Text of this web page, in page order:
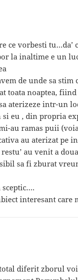
ce vorbesti tu…da’
la inaltime e un
de unde sa stim
toata noaptea,
aterizeze intr-un
si eu , din propria
au ramas puii
au aterizat pe
au venit a
sa fi zburat
sceptic….
interesant care
diferit zborul